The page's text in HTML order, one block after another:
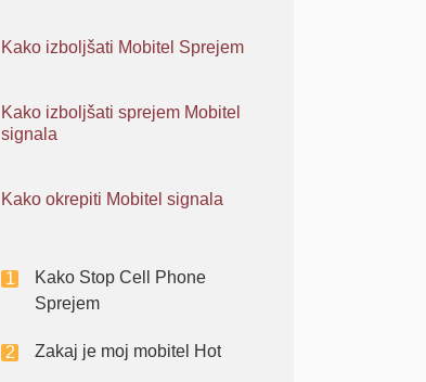
Kako izboljšati Mobitel Sprejem
Kako izboljšati sprejem Mobitel
signala
Kako okrepiti Mobitel signala
Kako Stop Cell Phone
Sprejem
Zakaj je moj mobitel Hot